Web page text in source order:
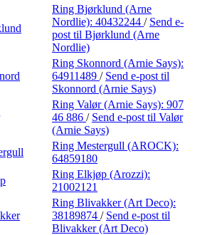
Ring Bjørklund (Arne
Nordlie): 40432244 / Send e-
post til Bjørklund (Arne
Nordlie)
Ring Skonnord (Arnie Says):
64911489 / Send e-post til
Skonnord (Arnie Says)
Ring Valør (Arnie Says): 907
46 886 / Send e-post til Valør
(Arnie Says)
Ring Mestergull (AROCK):
64859180
Ring Elkjøp (Arozzi):
21002121
Ring Blivakker (Art Deco):
38189874 / Send e-post til
Blivakker (Art Deco)